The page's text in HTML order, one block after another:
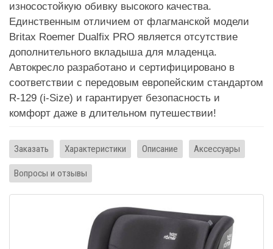
износостойкую обивку высокого качества.
Единственным отличием от флагманской модели
Britax Roemer Dualfix PRO является отсутствие
дополнительного вкладыша для младенца.
Автокресло разработано и сертифицировано в
соответствии с передовым европейским стандартом
R-129 (i-Size) и гарантирует безопасность и
комфорт даже в длительном путешествии!
Заказать Характеристики Описание Аксессуары
Вопросы и отзывы